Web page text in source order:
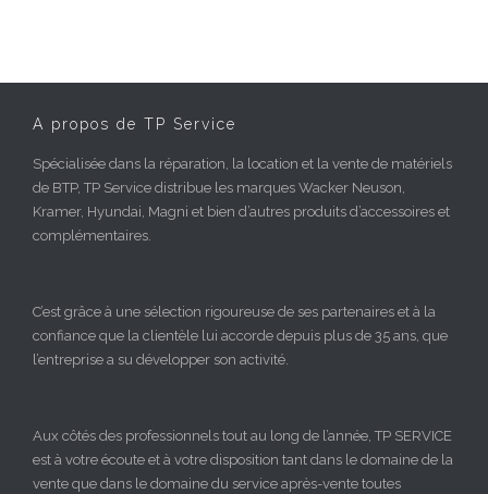
A propos de TP Service
Spécialisée dans la réparation, la location et la vente de matériels
de BTP, TP Service distribue les marques Wacker Neuson,
Kramer, Hyundai, Magni et bien d’autres produits d’accessoires et
complémentaires.
C’est grâce à une sélection rigoureuse de ses partenaires et à la
confiance que la clientèle lui accorde depuis plus de 35 ans, que
l’entreprise a su développer son activité.
Aux côtés des professionnels tout au long de l’année, TP SERVICE
est à votre écoute et à votre disposition tant dans le domaine de la
vente que dans le domaine du service après-vente toutes